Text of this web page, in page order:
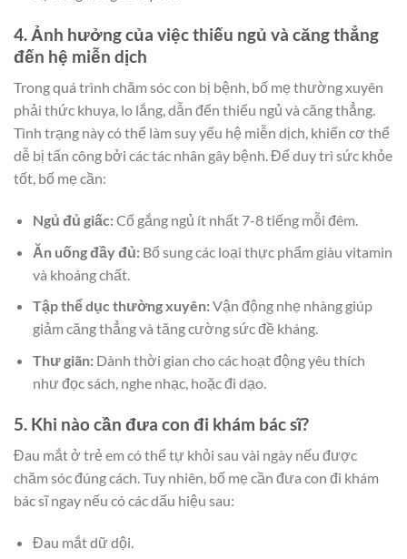
4. Ảnh hưởng của việc thiếu ngủ và căng thẳng
đến hệ miễn dịch
Trong quá trình chăm sóc con bị bệnh, bố mẹ thường xuyên
phải thức khuya, lo lắng, dẫn đến thiếu ngủ và căng thẳng.
Tình trạng này có thể làm suy yếu hệ miễn dịch, khiến cơ thể
dễ bị tấn công bởi các tác nhân gây bệnh. Để duy trì sức khỏe
tốt, bố mẹ cần:
Ngủ đủ giấc:Cố gắng ngủ ít nhất 7-8 tiếng mỗi đêm.
Ăn uống đầy đủ:Bổ sung các loại thực phẩm giàu vitamin
và khoáng chất.
Tập thể dục thường xuyên:Vận động nhẹ nhàng giúp
giảm căng thẳng và tăng cường sức đề kháng.
Thư giãn:Dành thời gian cho các hoạt động yêu thích
như đọc sách, nghe nhạc, hoặc đi dạo.
5. Khi nào cần đưa con đi khám bác sĩ?
Đau mắt ở trẻ em có thể tự khỏi sau vài ngày nếu được
chăm sóc đúng cách. Tuy nhiên, bố mẹ cần đưa con đi khám
bác sĩ ngay nếu có các dấu hiệu sau:
Đau mắt dữ dội.